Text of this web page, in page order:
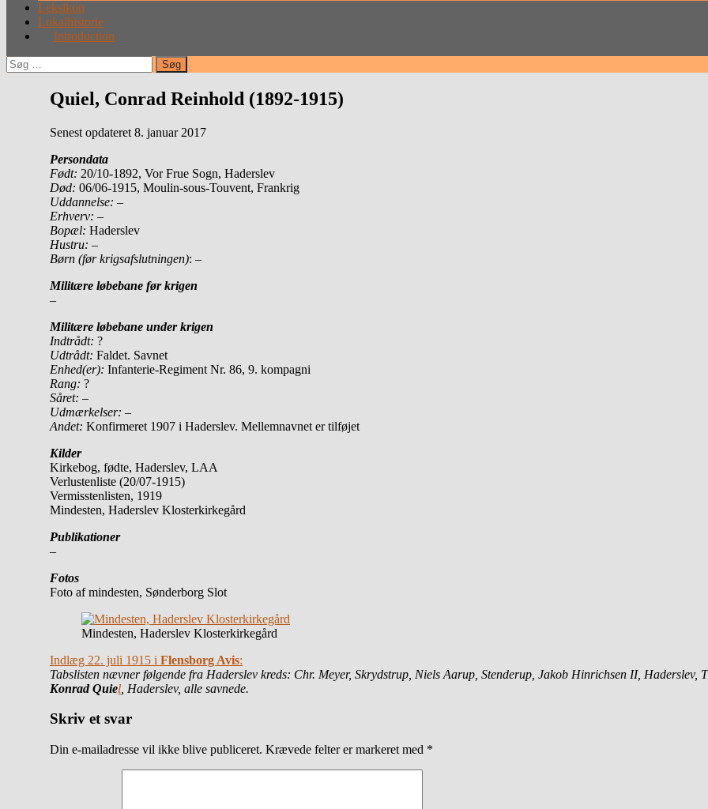
Leksikon
Lokalhistorie
Introduction
Søg
efter:
Quiel, Conrad Reinhold (1892-1915)
Senest opdateret 8. januar 2017
Persondata
Født: 20/10-1892, Vor Frue Sogn, Haderslev
Død: 06/06-1915, Moulin-sous-Touvent, Frankrig
Uddannelse: –
Erhverv: –
Bopæl: Haderslev
Hustru: –
Børn (før krigsafslutningen): –
Militære løbebane før krigen
–
Militære løbebane under krigen
Indtrådt: ?
Udtrådt: Faldet. Savnet
Enhed(er): Infanterie-Regiment Nr. 86, 9. kompagni
Rang: ?
Såret: –
Udmærkelser: –
Andet: Konfirmeret 1907 i Haderslev. Mellemnavnet er tilføjet
Kilder
Kirkebog, fødte, Haderslev, LAA
Verlustenliste (20/07-1915)
Vermisstenlisten, 1919
Mindesten, Haderslev Klosterkirkegård
Publikationer
–
Fotos
Foto af mindesten, Sønderborg Slot
Mindesten, Haderslev Klosterkirkegård
Indlæg 22. juli 1915 i Flensborg Avis:
Tabslisten nævner følgende fra Haderslev kreds: Chr. Meyer, Skrydstrup, Niels Aarup, Stenderup, Jakob Hinrichsen II, Haderslev,
Konrad Quiel , Haderslev, alle savnede.
Skriv et svar
Din e-mailadresse vil ikke blive publiceret. Krævede felter er markeret med *